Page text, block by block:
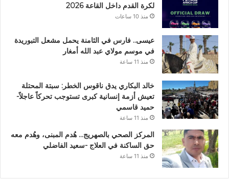
لكرة القدم داخل القاعة 2026
منذ 10 ساعات
عيسى.. فارس في الثامنة يحمل مشعل التبوريدة
في موسم مولاي عبد الله أمغار
منذ 11 ساعة
خالد البكاري يدق ناقوس الخطر: سبتة المحتلة
تعيش أزمة إنسانية كبرى تستوجب تحركاً عاجلاً-
حميد قاسمي
منذ 11 ساعة
المركز الصحي بالصهريج… هُدم المبنى، وهُدم معه
حق الساكنة في العلاج -سعيد الفاضلي
منذ 11 ساعة